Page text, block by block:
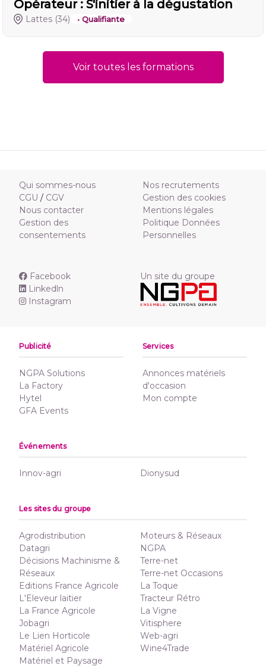
Opérateur : S'initier à la dégustation
Lattes (34) • Qualifiante
Voir toutes les formations
Qui sommes-nous
CGU / CGV
Nous contacter
Gestion des
consentements
Nos recrutements
Gestion des cookies
Mentions légales
Politique Données
Personnelles
Facebook
Linkedln
Instagram
Un site du groupe
Publicité
NGPA Solutions
La Factory
Hytel
GFA Events
Services
Annonces matériels
d'occasion
Mon compte
Événements
Innov-agri Dionysud
Les sites du groupe
Agrodistribution
Datagri
Décisions Machinisme &
Réseaux
Editions France Agricole
L'Eleveur laitier
La France Agricole
Jobagri
Le Lien Horticole
Matériel Agricole
Matériel et Paysage
Moteurs & Réseaux
NGPA
Terre-net
Terre-net Occasions
La Toque
Tracteur Rétro
La Vigne
Vitisphere
Web-agri
Wine4Trade